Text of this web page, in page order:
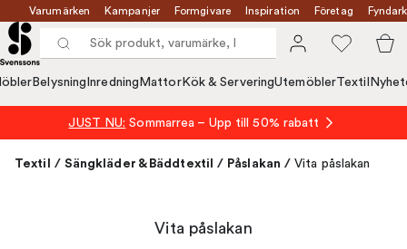
Varumärken Kampanjer Formgivare Inspiration Företag
Belysning Inredning MattorKök & ServeringUtemöblerTextil
JUST NU: Sommarrea – Upp till 50% rabatt
Textil / Sängkläder & Bäddtextil / Påslakan / Vita påslakan
Vita påslakan